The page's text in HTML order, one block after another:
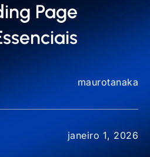
Page
maurotanaka
janeiro 1, 2026